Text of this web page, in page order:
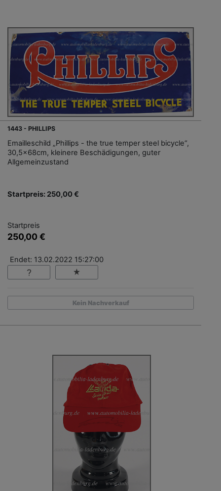
1443 - PHILLIPS
Emailleschild „Phillips - the true temper steel bicycle“,
30,5x68cm, kleinere Beschädigungen, guter
Allgemeinzustand
Startpreis: 250,00 €
Startpreis
250,00 €
Endet: 13.02.2022 15:27:00
Kein Nachverkauf